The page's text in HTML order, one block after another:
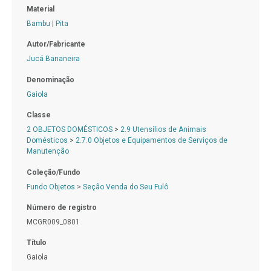
Material
Bambu
Pita
Autor/Fabricante
Jucá Bananeira
Denominação
Gaiola
Classe
2 OBJETOS DOMÉSTICOS> 2.9 Utensílios de Animais
Domésticos > 2.7.0 Objetos e Equipamentos de Serviços de
Manutenção
Coleção/Fundo
Fundo Objetos > Seção Venda do Seu Fulô
Número de registro
MCGR009_0801
Título
Gaiola